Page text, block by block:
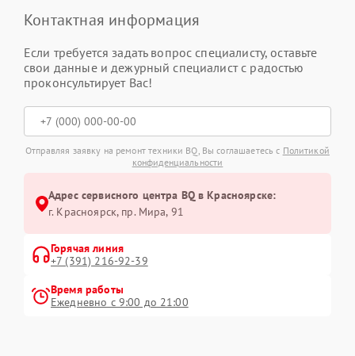
Контактная информация
Если требуется задать вопрос специалисту, оставьте
свои данные и дежурный специалист с радостью
проконсультирует Вас!
Отправляя заявку на ремонт техники BQ, Вы соглашаетесь с Политикой
конфиденциальности
Адрес сервисного центра BQ в Красноярске:
г. Красноярск, ​пр. Мира, 91
Горячая линия
+7 (391) 216-92-39
Время работы
Ежедневно с 9:00 до 21:00